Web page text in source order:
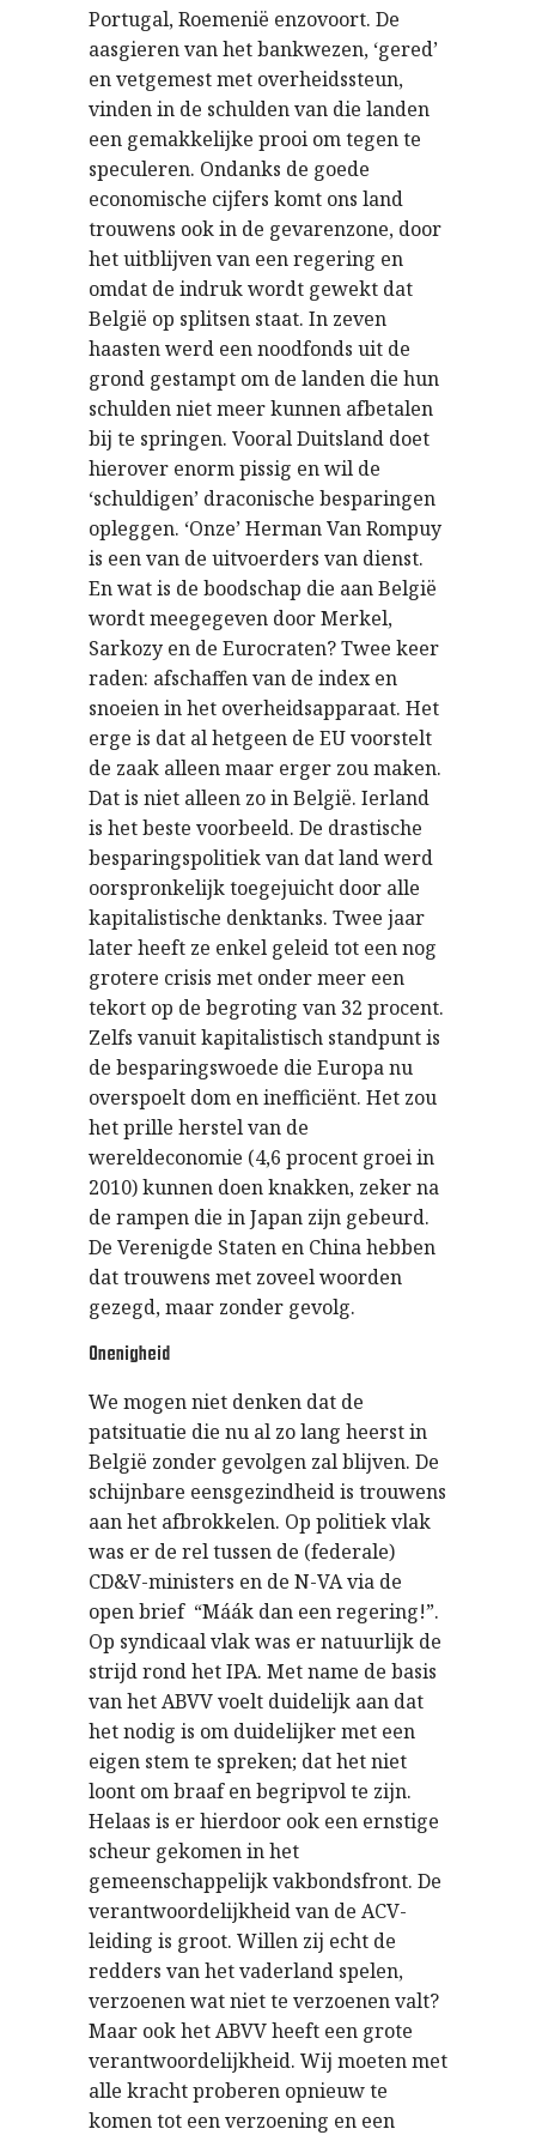
Portugal, Roemenië enzovoort. De
aasgieren van het bankwezen, ‘gered’
en vetgemest met overheidssteun,
vinden in de schulden van die landen
een gemakkelijke prooi om tegen te
speculeren. Ondanks de goede
economische cijfers komt ons land
trouwens ook in de gevarenzone, door
het uitblijven van een regering en
omdat de indruk wordt gewekt dat
België op splitsen staat. In zeven
haasten werd een noodfonds uit de
grond gestampt om de landen die hun
schulden niet meer kunnen afbetalen
bij te springen. Vooral Duitsland doet
hierover enorm pissig en wil de
‘schuldigen’ draconische besparingen
opleggen. ‘Onze’ Herman Van Rompuy
is een van de uitvoerders van dienst.
En wat is de boodschap die aan België
wordt meegegeven door Merkel,
Sarkozy en de Eurocraten? Twee keer
raden: afschaffen van de index en
snoeien in het overheidsapparaat. Het
erge is dat al hetgeen de EU voorstelt
de zaak alleen maar erger zou maken.
Dat is niet alleen zo in België. Ierland
is het beste voorbeeld. De drastische
besparingspolitiek van dat land werd
oorspronkelijk toegejuicht door alle
kapitalistische denktanks. Twee jaar
later heeft ze enkel geleid tot een nog
grotere crisis met onder meer een
tekort op de begroting van 32 procent.
Zelfs vanuit kapitalistisch standpunt is
de besparingswoede die Europa nu
overspoelt dom en inefficiënt. Het zou
het prille herstel van de
wereldeconomie (4,6 procent groei in
2010) kunnen doen knakken, zeker na
de rampen die in Japan zijn gebeurd.
De Verenigde Staten en China hebben
dat trouwens met zoveel woorden
gezegd, maar zonder gevolg.
Onenigheid
We mogen niet denken dat de
patsituatie die nu al zo lang heerst in
België zonder gevolgen zal blijven. De
schijnbare eensgezindheid is trouwens
aan het afbrokkelen. Op politiek vlak
was er de rel tussen de (federale)
CD&V-ministers en de N-VA via de
open brief “Máák dan een regering!”.
Op syndicaal vlak was er natuurlijk de
strijd rond het IPA. Met name de basis
van het ABVV voelt duidelijk aan dat
het nodig is om duidelijker met een
eigen stem te spreken; dat het niet
loont om braaf en begripvol te zijn.
Helaas is er hierdoor ook een ernstige
scheur gekomen in het
gemeenschappelijk vakbondsfront. De
verantwoordelijkheid van de ACV-
leiding is groot. Willen zij echt de
redders van het vaderland spelen,
verzoenen wat niet te verzoenen valt?
Maar ook het ABVV heeft een grote
verantwoordelijkheid. Wij moeten met
alle kracht proberen opnieuw te
komen tot een verzoening en een